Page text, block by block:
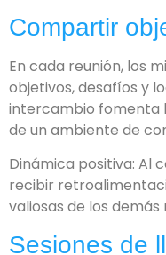
Compartir
En cada reunión, los
objetivos, desafíos y
intercambio fomenta
de un ambiente de
Dinámica positiva: Al
recibir
valiosas de los demás
Sesiones de